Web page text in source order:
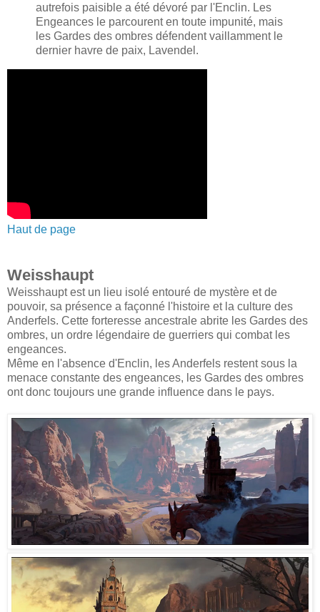
autrefois paisible a été dévoré par l'Enclin. Les
Engeances le parcourent en toute impunité, mais
les Gardes des ombres défendent vaillamment le
dernier havre de paix, Lavendel.
Haut de page
Weisshaupt
Weisshaupt est un lieu isolé entouré de mystère et de
pouvoir, sa présence a façonné l'histoire et la culture des
Anderfels. Cette forteresse ancestrale abrite les Gardes des
ombres, un ordre légendaire de guerriers qui combat les
engeances.
Même en l'absence d'Enclin, les Anderfels restent sous la
menace constante des engeances, les Gardes des ombres
ont donc toujours une grande influence dans le pays.